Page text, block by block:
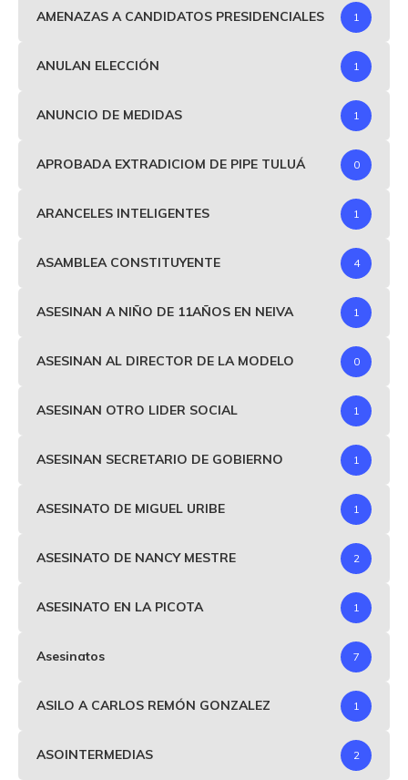
AMENAZAS A CANDIDATOS PRESIDENCIALES 1
ANULAN ELECCIÓN 1
ANUNCIO DE MEDIDAS 1
APROBADA EXTRADICIOM DE PIPE TULUÁ 0
ARANCELES INTELIGENTES 1
ASAMBLEA CONSTITUYENTE 4
ASESINAN A NIÑO DE 11AÑOS EN NEIVA 1
ASESINAN AL DIRECTOR DE LA MODELO 0
ASESINAN OTRO LIDER SOCIAL 1
ASESINAN SECRETARIO DE GOBIERNO 1
ASESINATO DE MIGUEL URIBE 1
ASESINATO DE NANCY MESTRE 2
ASESINATO EN LA PICOTA 1
Asesinatos 7
ASILO A CARLOS REMÓN GONZALEZ 1
ASOINTERMEDIAS 2